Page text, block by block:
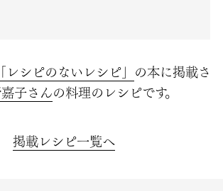
「レシピのないレシピ」 の本に掲載さ
子さんの料理のレシピです。
掲載レシピ一覧へ